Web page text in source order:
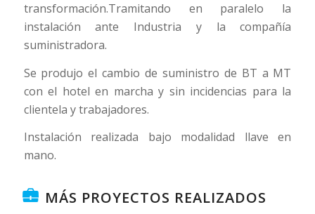
transformación.Tramitando en paralelo la
instalación ante Industria y la compañía
suministradora.
Se produjo el cambio de suministro de BT a MT
con el hotel en marcha y sin incidencias para la
clientela y trabajadores.
Instalación realizada bajo modalidad llave en
mano.
MÁS PROYECTOS REALIZADOS